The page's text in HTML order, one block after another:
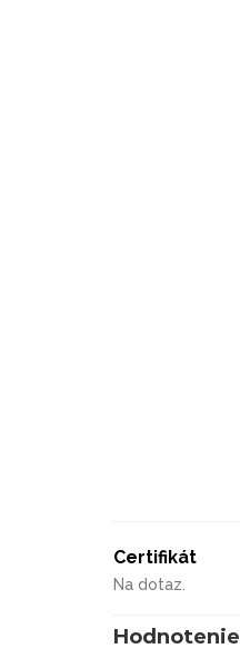
Certifikát
Na dotaz.
Hodnotenie